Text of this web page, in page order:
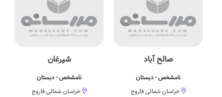
صالح آباد
نامشخص - دبستان
خراسان شمالی فاروج
شیرغان
نامشخص - دبستان
خراسان شمالی فاروج